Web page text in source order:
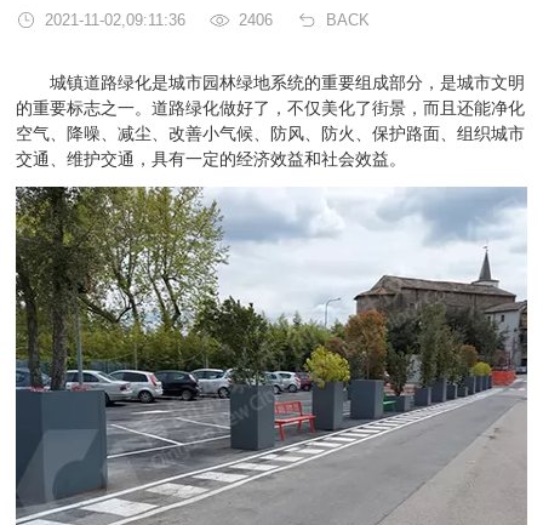
2021-11-02,09:11:36 2406 BACK
城镇道路绿化是城市园林绿地系统的重要组成部分，是城市文明
的重要标志之一。道路绿化做好了，不仅美化了街景，而且还能净化
空气、降噪、减尘、改善小气候、防风、防火、保护路面、组织城市
交通、维护交通，具有一定的经济效益和社会效益。